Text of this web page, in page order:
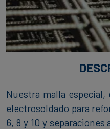
Nuestra malla
electrosoldado para
6, 8 y 10 y separaciones